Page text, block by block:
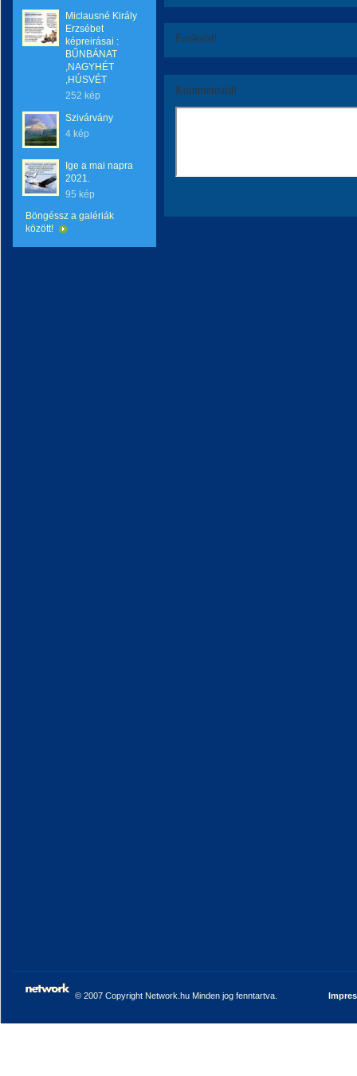
Miclausné Király
Erzsébet
képreirásai :
BŰNBÁNAT
,NAGYHÉT
,HÚSVÉT
252 kép
Szivárvány
4 kép
Ige a mai napra
2021.
95 kép
Böngéssz a galériák
között!
Értékeld!
Kommentáld!
© 2007 Copyright Network.hu Minden jog fenntartva.